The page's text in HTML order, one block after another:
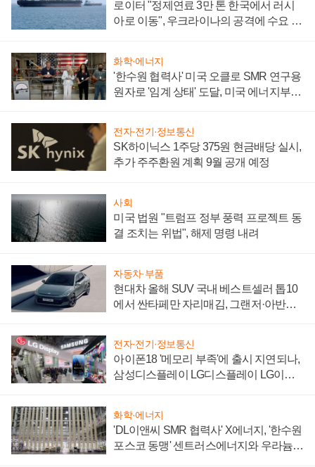
로이터 "정제연료 3만 톤 한국에서 러시
아로 이동", 우크라이나의 공격에 수요 늘
화학·에너지
'한수원 협력사' 미국 오클로 SMR 연구용
원자로 '임계 상태' 도달, 미국 에너지부
전자·전기·정보통신
SK하이닉스 1주당 375원 현금배당 실시,
추가 주주환원 계획 9월 공개 예정
사회
미국 법원 "트럼프 정부 풍력 프로젝트 동
결 조치는 위법", 해제 명령 내려
자동차·부품
현대차 올해 SUV 국내 베스트셀러 톱10
에서 싼타페만 자리매김, 그랜저·아반떼
전자·전기·정보통신
아이폰18 '메모리 부족'에 출시 지연되나,
삼성디스플레이 LG디스플레이 LG이노
화학·에너지
'DL이앤씨 SMR 협력사' X에너지, '한수원
포스코 동맹' 센트러스에너지와 우라늄